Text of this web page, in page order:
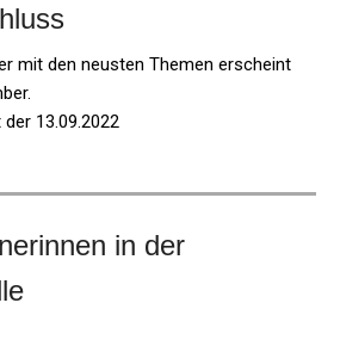
mit den neusten Themen erscheint
13.09.2022
in der